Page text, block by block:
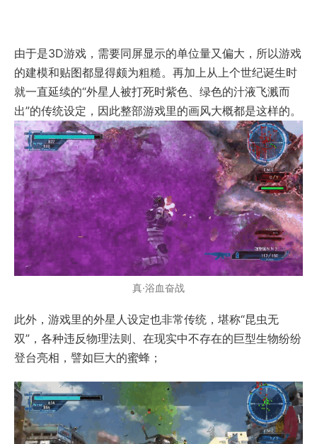
由于是3D游戏，需要同屏显示的单位量又偏大，所以游戏
的建模和贴图都显得颇为粗糙。再加上从上个世纪诞生时
就一直延续的“外星人被打死时紫色、绿色的汁液飞溅而
出”的传统设定，因此整部游戏里的画风大概都是这样的。
真·浴血奋战
此外，游戏里的外星人设定也非常传统，堪称“昆虫无
双”，各种违反物理法则、在现实中不存在的巨型生物纷纷
登台亮相，譬如巨大的蜜蜂；